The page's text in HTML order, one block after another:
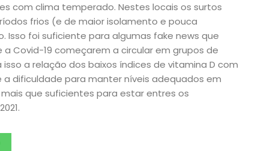
com clima temperado. Nestes locais os surtos
frios (e de maior isolamento e pouca
Isso foi suficiente para algumas fake news que
Covid-19 começarem a circular em grupos de
a relação dos baixos índices de vitamina D com
dificuldade para manter níveis adequados em
que suficientes para estar entres os